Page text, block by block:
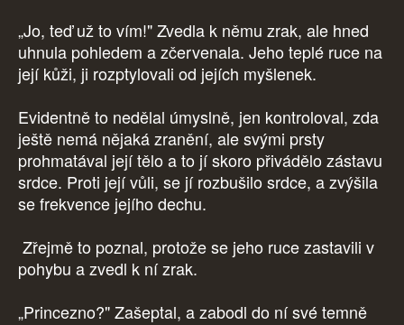
„Jo, teď už to vím!" Zvedla k němu zrak, ale hned
uhnula pohledem a zčervenala. Jeho teplé ruce na
její kůži, ji rozptylovali od jejích myšlenek.
Evidentně to nedělal úmyslně, jen kontroloval, zda
ještě nemá nějaká zranění, ale svými prsty
prohmatával její tělo a to jí skoro přivádělo zástavu
srdce. Proti její vůli, se jí rozbušilo srdce, a zvýšila
se frekvence jejího dechu.
Zřejmě to poznal, protože se jeho ruce zastavili v
pohybu a zvedl k ní zrak.
„Princezno?" Zašeptal, a zabodl do ní své temně